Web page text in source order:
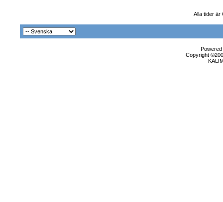
Alla tider är
Copyright